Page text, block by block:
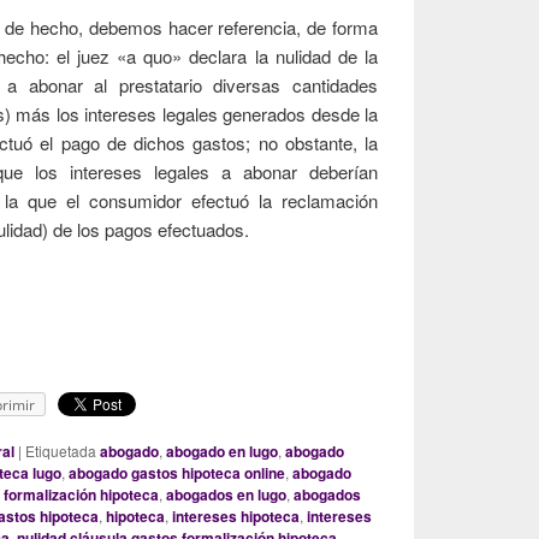
hecho, debemos hacer referencia, de forma
el juez «a quo» declara la nulidad de la
abonar al prestatario diversas cantidades
más los intereses legales generados desde la
el pago de dichos gastos; no obstante, la
los intereses legales a abonar deberían
que el consumidor efectuó la reclamación
de los pagos efectuados.
de gastos de formalización de hipoteca: cálculo de los intereses
| Etiquetada abogado, abogado en lugo, abogado
lugo, abogado gastos hipoteca online, abogado
hipoteca, abogados en lugo, abogados
hipoteca, hipoteca, intereses hipoteca, intereses